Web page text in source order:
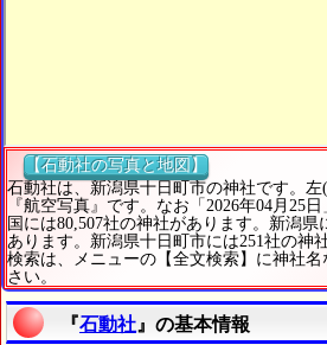
【石動社の写真と地図】
石動社は、新潟県十日町市の神社です。
『航空写真』です。なお「2026年04月25
国には80,507社の神社があります。新潟県
あります。新潟県十日町市には251社の神
検索は、メニューの【全文検索】に神社
さい。
『石動社 』の基本情報